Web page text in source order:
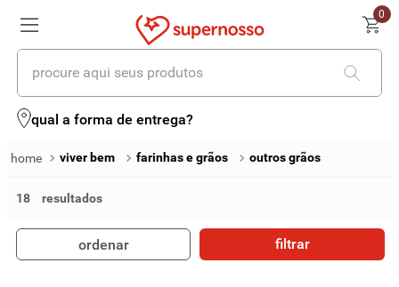
0
procure aqui seus produtos
qual a forma de entrega?
viver bem farinhas e grãos outros grãos
18
ordenar filtrar
termos mais buscados
4º iogurte